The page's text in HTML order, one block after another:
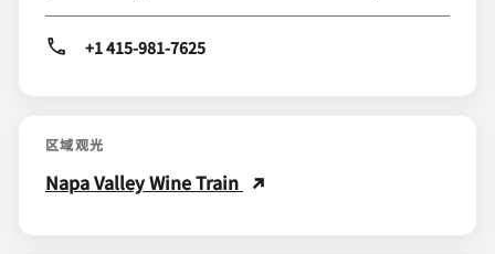
+1 415-981-7625
区域观光
Napa Valley Wine Train